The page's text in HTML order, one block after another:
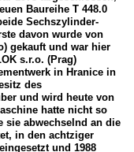
Baureihe T 448.0
Sechszylinder-
davon wurde von
gekauft und war hier
s.r.o. (Prag)
in Hranice in
des
und wird heute von
hatte nicht so
sie abwechselnd an die
in den achtziger
und 1988